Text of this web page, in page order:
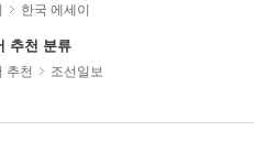
한국 에세이
추천 분류
추천 조선일보